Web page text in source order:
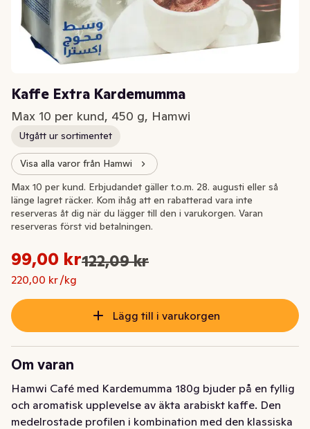
Kaffe Extra Kardemumma
Max 10 per kund, 450 g, Hamwi
Utgått ur sortimentet
Visa alla varor från Hamwi
Extrapris
Ursprungspriset var: 122,09 kr
Nuvarande pris är: 99,00 kr
99,00 kr122,09 kr
220,00 kr /kg
Styckpris: 220,00 kr /kg
Max 10 per kund. Erbjudandet gäller t.o.m. 28. augusti eller så
länge lagret räcker. Kom ihåg att en rabatterad vara inte
reserveras åt dig när du lägger till den i varukorgen. Varan
reserveras först vid betalningen.
Lägg till i varukorgen
Om varan
Hamwi Café med Kardemumma 180g bjuder på en fyllig
och aromatisk upplevelse av äkta arabiskt kaffe. Den
medelrostade profilen i kombination med den klassiska